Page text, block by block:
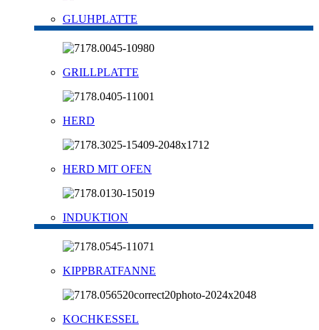
GLUHPLATTE
GRILLPLATTE
HERD
HERD MIT OFEN
INDUKTION
KIPPBRATFANNE
KOCHKESSEL